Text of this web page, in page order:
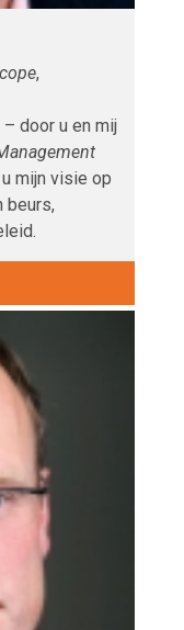
,
door u en mij
mijn visie op
beurs,